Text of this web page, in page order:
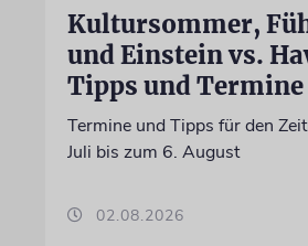
Kultursommer,
und Einstein vs.
Tipps und Termine
Termine und Tipps für den
Juli bis zum 6. August
02.08.2026